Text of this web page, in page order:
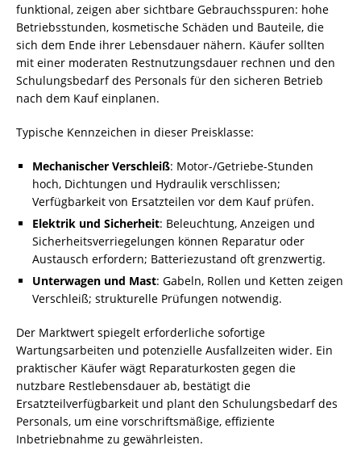
funktional, zeigen aber sichtbare Gebrauchsspuren: hohe
Betriebsstunden, kosmetische Schäden und Bauteile, die
sich dem Ende ihrer Lebensdauer nähern. Käufer sollten
mit einer moderaten Restnutzungsdauer rechnen und den
Schulungsbedarf des Personals für den sicheren Betrieb
nach dem Kauf einplanen.
Typische Kennzeichen in dieser Preisklasse:
Mechanischer Verschleiß: Motor-/Getriebe-Stunden
hoch, Dichtungen und Hydraulik verschlissen;
Verfügbarkeit von Ersatzteilen vor dem Kauf prüfen.
Elektrik und Sicherheit: Beleuchtung, Anzeigen und
Sicherheitsverriegelungen können Reparatur oder
Austausch erfordern; Batteriezustand oft grenzwertig.
Unterwagen und Mast: Gabeln, Rollen und Ketten zeigen
Verschleiß; strukturelle Prüfungen notwendig.
Der Marktwert spiegelt erforderliche sofortige
Wartungsarbeiten und potenzielle Ausfallzeiten wider. Ein
praktischer Käufer wägt Reparaturkosten gegen die
nutzbare Restlebensdauer ab, bestätigt die
Ersatzteilverfügbarkeit und plant den Schulungsbedarf des
Personals, um eine vorschriftsmäßige, effiziente
Inbetriebnahme zu gewährleisten.